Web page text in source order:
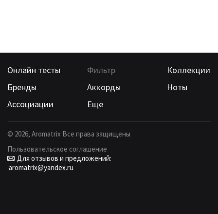
Онлайн тесты Фильтр
Коллекции
Бренды
Аккорды
Ноты
Ассоциации
Еще
© 2026, Aromatrix Все права защищены
Пользовательское соглашение
Для отзывов и предложений:
aromatrix@yandex.ru